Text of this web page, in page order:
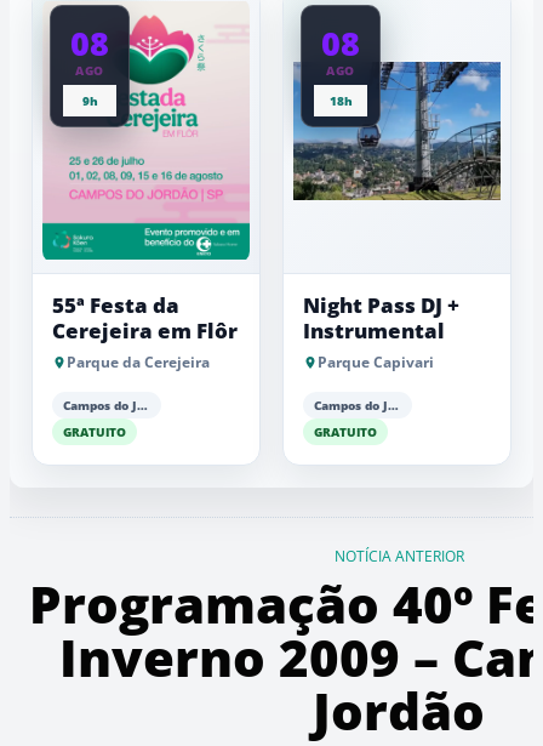
08
AGO
9h
55ª Festa da
Cerejeira em Flôr
Parque da Cerejeira
Campos do Jordão
GRATUITO
08
AGO
18h
Night Pass DJ +
Instrumental
Parque Capivari
Campos do Jordão
GRATUITO
NOTÍCIA ANTERIOR
Programação 40º
Inverno 2009 –
Jordão